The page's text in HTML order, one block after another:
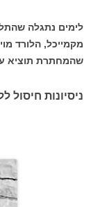
לימים נתגלה
מקמייכל, הלורד
שהמחתרת תוציא
ניסיונות חיסול